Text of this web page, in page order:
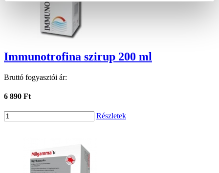
Immunotrofina szirup 200 ml
Bruttó fogyasztói ár:
6 890 Ft
Részletek